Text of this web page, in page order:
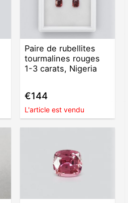
Paire de rubellites
tourmalines rouges
1-3 carats, Nigeria
€144
L'article est vendu